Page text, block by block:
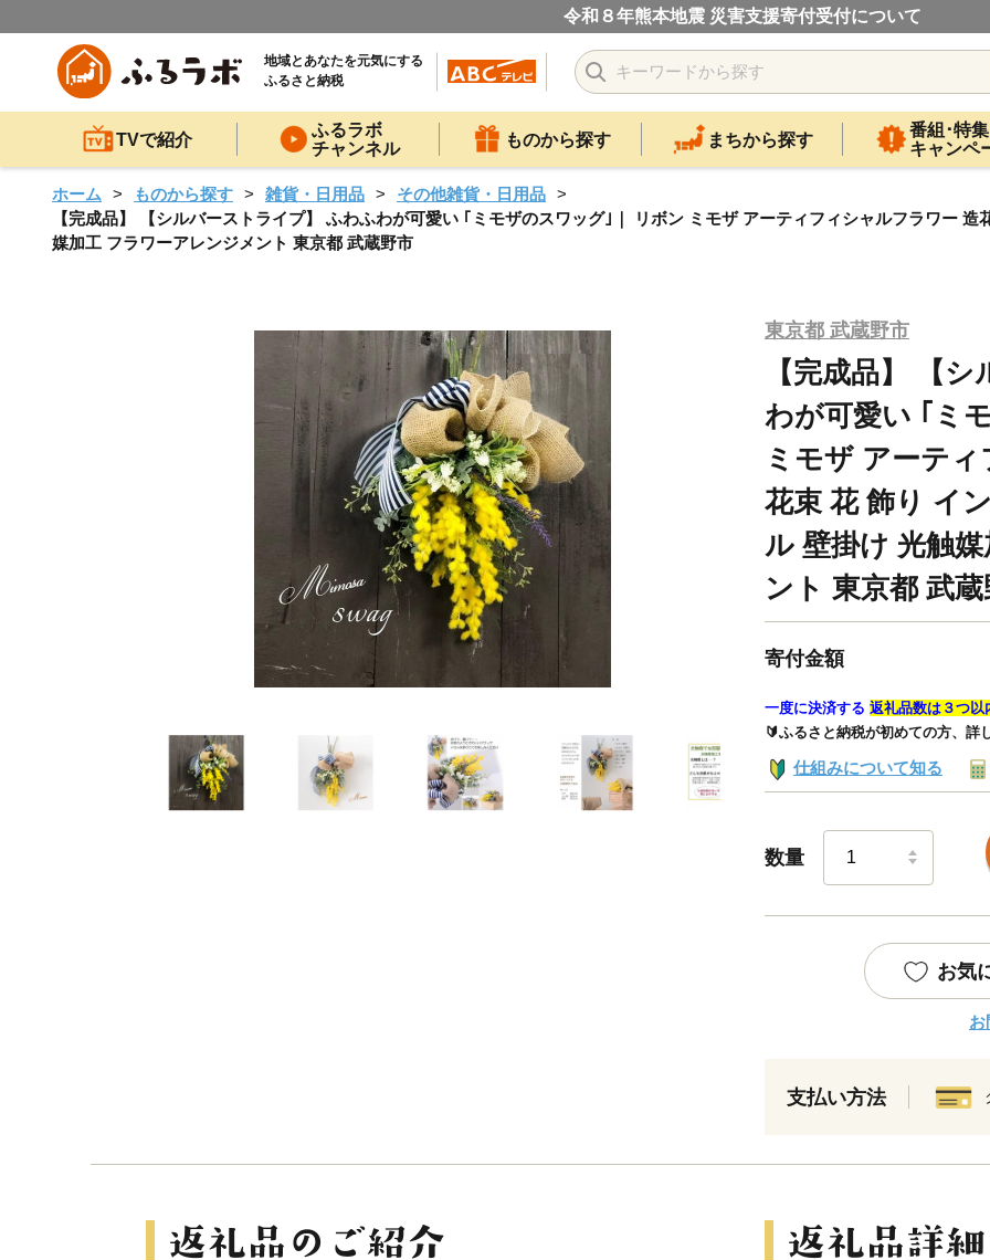
令和８年熊本地震 災害支援寄付受付について
地域とあなたを元気にする
ふるさと納税
TVで紹介
ふるラボ
チャンネル
ものから探す まちから探す
番組･特集
キャンペ
ホーム ものから探す 雑貨・日用品
その他雑貨・日用品
【完成品】 【シルバーストライプ】 ふわふわが可愛い ｢ミモザのスワッグ｣｜ リボン ミモザ アーティフィシャルフラワー
媒加工 フラワーアレンジメント 東京都 武蔵野市
東京都 武蔵野市
【完成品】 【
わが可愛い ｢ミ
ミモザ アーテ
花束 花 飾り イ
ル 壁掛け 光触
ント 東京都 武
寄付金額
一度に決済する 返礼品数は３つ以
🔰ふるさと納税が初めての方、詳
仕組みについて知る
数量
お気
お
支払い方法